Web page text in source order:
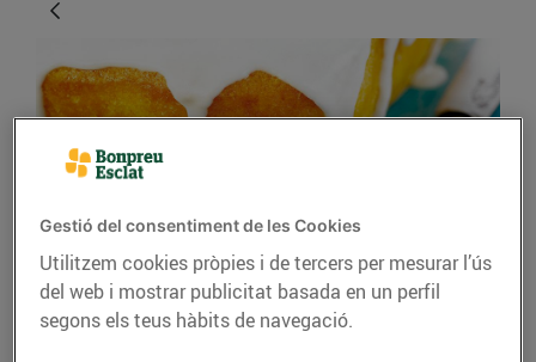
RECEPTES
Recepta de pastís de
Gestió del consentiment de les Cookies
Utilitzem cookies pròpies i de tercers per mesurar l’ús
del web i mostrar publicitat basada en un perfil
segons els teus hàbits de navegació.